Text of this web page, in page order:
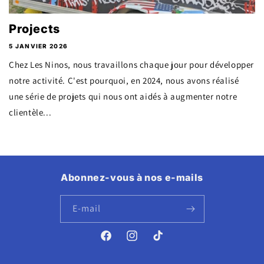
Projects
5 JANVIER 2026
Chez Les Ninos, nous travaillons chaque jour pour développer
notre activité. C'est pourquoi, en 2024, nous avons réalisé
une série de projets qui nous ont aidés à augmenter notre
clientèle...
Abonnez-vous à nos e-mails
E-mail
FacebookInstagramTikTok